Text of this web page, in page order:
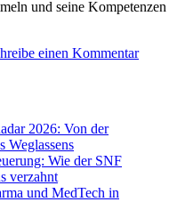
und seine Kompetenzen
einen Kommentar
2026: Von der
Weglassens
Wie der SNF
verzahnt
und MedTech in